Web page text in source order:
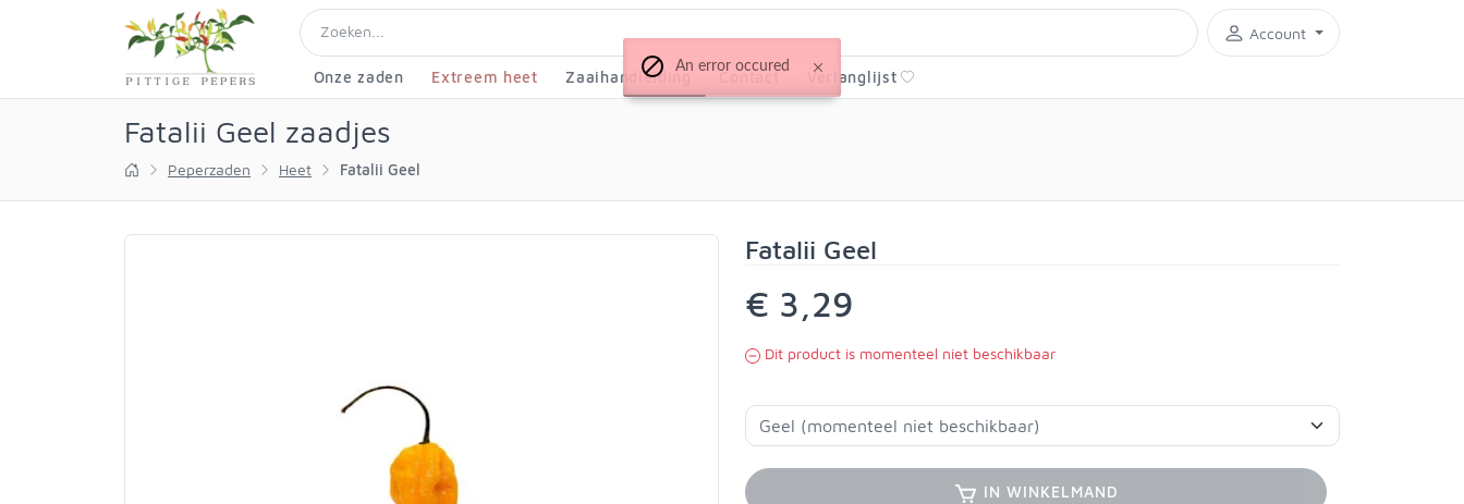
Account
Onze zaden Extreem heet Zaaihandleiding Contact Verlanglijst
Fatalii Geel zaadjes
Peperzaden Heet Fatalii Geel
Fatalii Geel
€ 3,29
Dit product is momenteel niet beschikbaar
IN WINKELMAND
An error occured